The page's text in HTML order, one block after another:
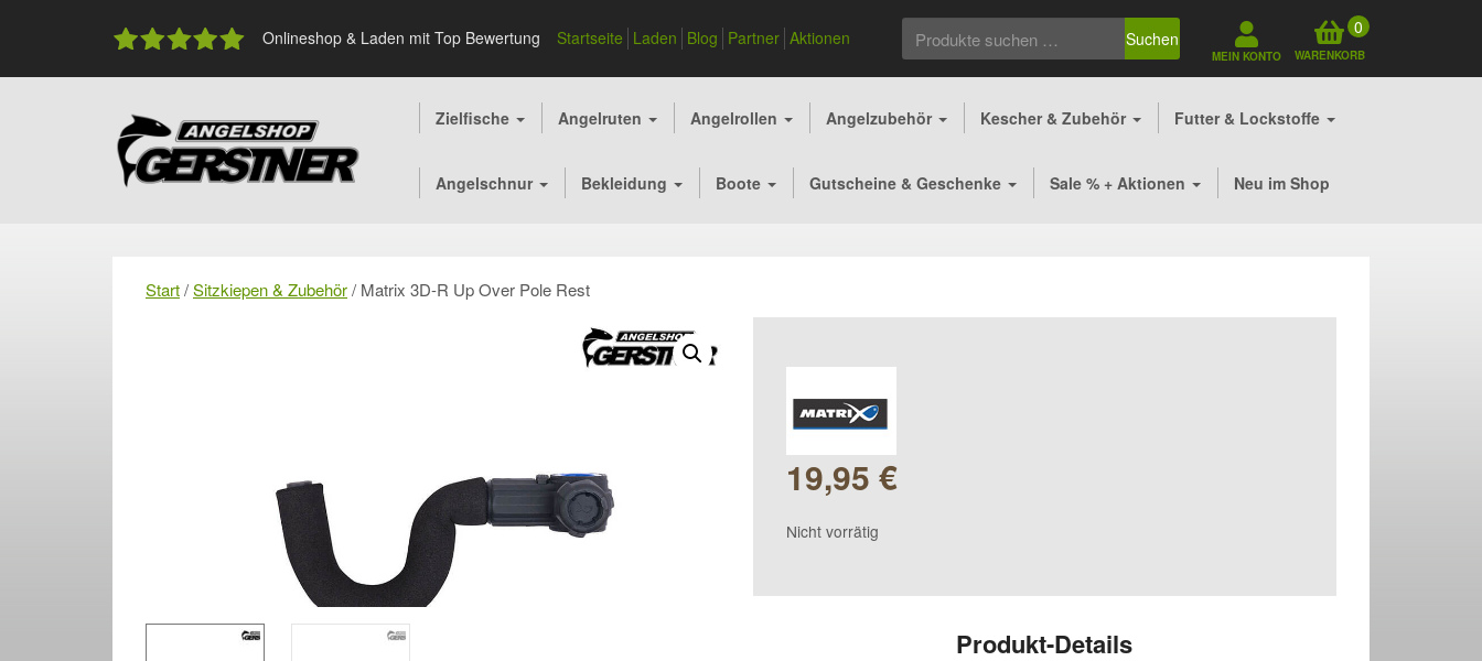
Onlineshop & Laden mit Top Bewertung Startseite Laden Blog Partner Aktionen
nach:
Suchen
MEIN KONTO
0
WARENKORB
Zielfische Angelruten Angelrollen Angelzubehör Kescher & Zubehör Futter & Lockstoffe
Angelschnur Bekleidung Boote Gutscheine & Geschenke Sale % + Aktionen Neu im Shop
Start/Sitzkiepen & Zubehör/ Matrix 3D-R Up Over Pole Rest
19,95 €
Nicht vorrätig
Produkt-Details